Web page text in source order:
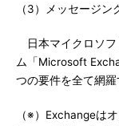
（3）メッセージ
日本マイクロソフ
ム「Microsoft
つの要件を全て網羅
（※）Exchangeは